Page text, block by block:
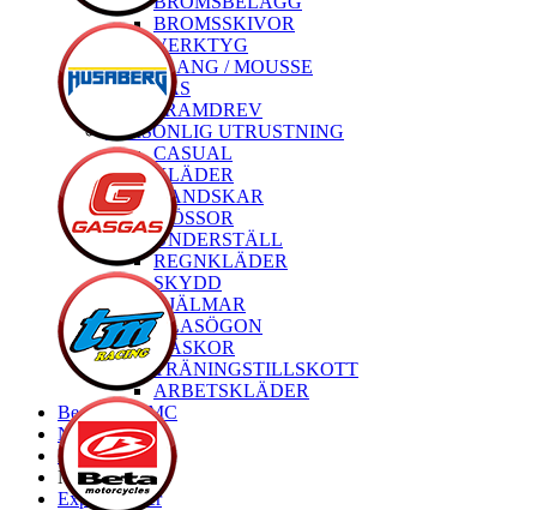
BROMSSKIVOR
VERKTYG
SLANG / MOUSSE
LÅS
FRAMDREV
PERSONLIG UTRUSTNING
CASUAL
KLÄDER
HANDSKAR
MÖSSOR
UNDERSTÄLL
REGNKLÄDER
SKYDD
HJÄLMAR
GLASÖGON
VÄSKOR
TRÄNINGSTILLSKOTT
ARBETSKLÄDER
Begagnade MC
Nya MC
Brands
My Bike
Express order